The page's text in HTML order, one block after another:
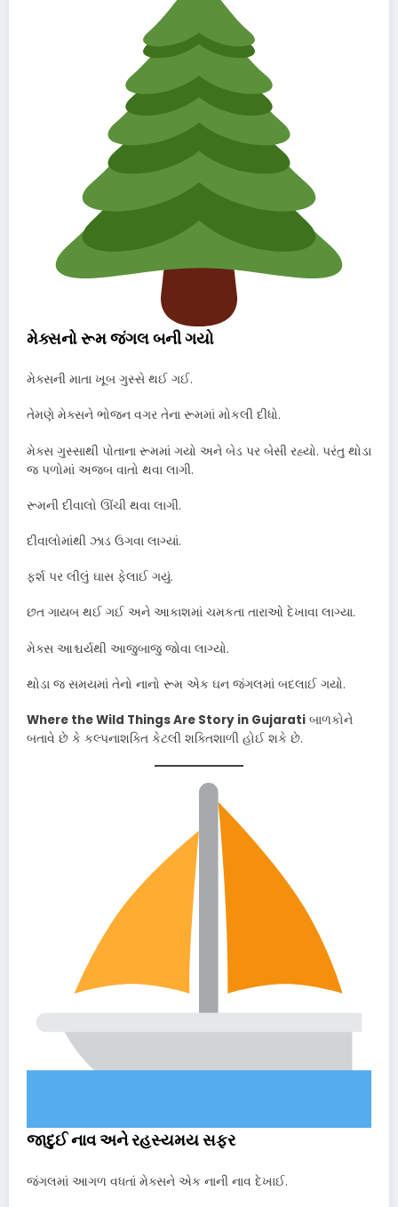
મેક્સનો રૂમ જંગલ બની ગયો
મેક્સની માતા ખૂબ ગુસ્સે થઈ ગઈ.
તેમણે મેક્સને ભોજન વગર તેના રૂમમાં મોકલી દીધો.
મેક્સ ગુસ્સાથી પોતાના રૂમમાં ગયો અને બેડ પર બેસી રહ્યો. પરંતુ થોડા
જ પળોમાં અજબ વાતો થવા લાગી.
રૂમની દીવાલો ઊંચી થવા લાગી.
દીવાલોમાંથી ઝાડ ઉગવા લાગ્યાં.
ફર્શ પર લીલું ઘાસ ફેલાઈ ગયું.
છત ગાયબ થઈ ગઈ અને આકાશમાં ચમકતા તારાઓ દેખાવા લાગ્યા.
મેક્સ આશ્ચર્યથી આજુબાજુ જોવા લાગ્યો.
થોડા જ સમયમાં તેનો નાનો રૂમ એક ઘન જંગલમાં બદલાઈ ગયો.
Where the Wild Things Are Story in Gujarati બાળકોને
બતાવે છે કે કલ્પનાશક્તિ કેટલી શક્તિશાળી હોઈ શકે છે.
જાદુઈ નાવ અને રહસ્યમય સફર
જંગલમાં આગળ વધતાં મેક્સને એક નાની નાવ દેખાઈ.